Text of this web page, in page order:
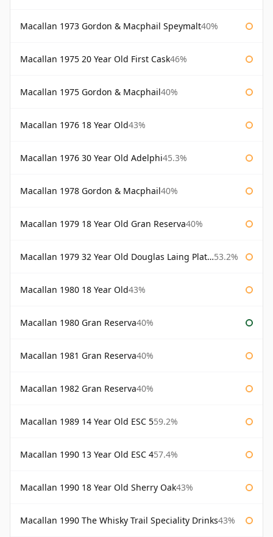
Macallan 1973 Gordon & Macphail Speymalt40%
Macallan 1975 20 Year Old First Cask46%
Macallan 1975 Gordon & Macphail40%
Macallan 1976 18 Year Old43%
Macallan 1976 30 Year Old Adelphi45.3%
Macallan 1978 Gordon & Macphail40%
Macallan 1979 18 Year Old Gran Reserva40%
Macallan 1979 32 Year Old Douglas Laing Platinum Platinum Selection 53.2%
Macallan 1980 18 Year Old43%
Macallan 1980 Gran Reserva40%
Macallan 1981 Gran Reserva40%
Macallan 1982 Gran Reserva40%
Macallan 1989 14 Year Old ESC 559.2%
Macallan 1990 13 Year Old ESC 457.4%
Macallan 1990 18 Year Old Sherry Oak43%
Macallan 1990 The Whisky Trail Speciality Drinks43%